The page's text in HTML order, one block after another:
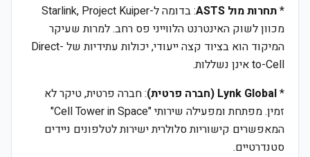
*תחרות מול ASTS
: בדומה ל-Starlink, Project Kuiper
מכוון לשוק האינטרנט הלווייני פס רחב. למרות שעיקר
המיקוד הוא בציוד קצה ייעודי, יכולות עתידיות של Direct-
to-Cell אינן נשללות.
*Lynk Global (חברה פרטית)
: חברה פרטית, טיקר לא
זמין. מפתחת ומפעילה שירותי "Cell Tower in Space"
המאפשרים קישוריות סלולרית ישירות לטלפונים ניידים
סטנדרטיים.